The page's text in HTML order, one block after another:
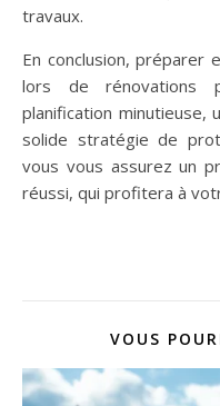
travaux.
En conclusion, préparer
lors de rénovations
planification minutieuse,
solide stratégie de
vous vous assurez un
réussi, qui profitera à
VOUS